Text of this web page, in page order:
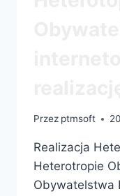
Przez ptmsoft
Realizacja
Heterotropie
Obywatelstwa